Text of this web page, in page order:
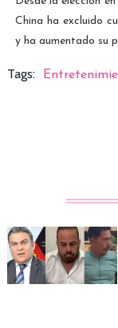
China ha excluido
y ha aumentado su
Tags: